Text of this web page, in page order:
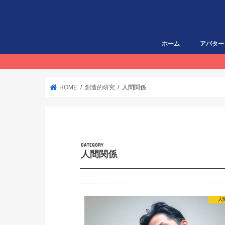
ホーム アバタ
HOME 創造的研究 人間関係
人間関係
人